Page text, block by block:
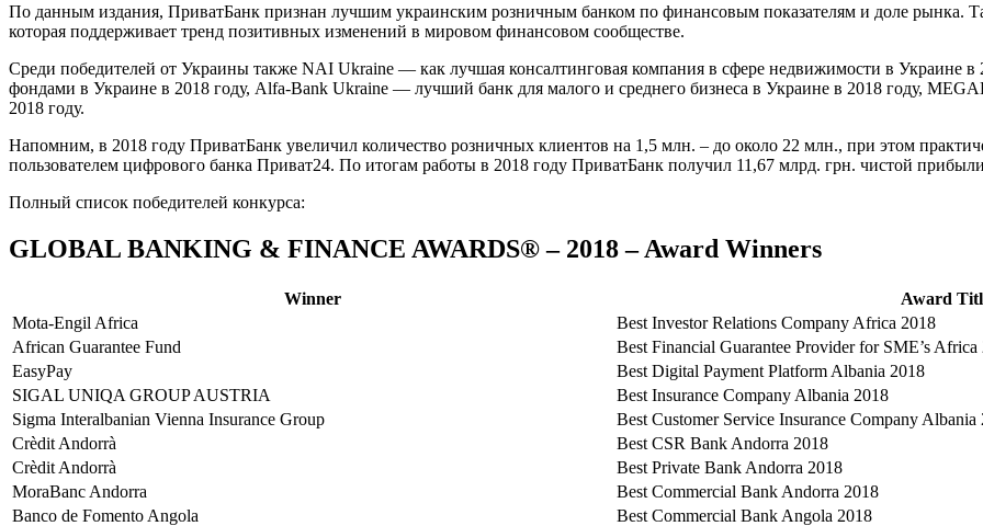
По данным издания, ПриватБанк признан лучшим украинским розничным банком по финансовым показателям и доле рынка.
которая поддерживает тренд позитивных изменений в мировом финансовом сообществе.
Среди победителей от Украины также NAI Ukraine — как лучшая консалтинговая компания в сфере недвижимости в
фондами в Украине в 2018 году, Alfa-Bank Ukraine — лучший банк для малого и среднего бизнеса в Украине в 2018 году,
2018 году.
Напомним, в 2018 году ПриватБанк увеличил количество розничных клиентов на 1,5 млн. – до около 22 млн., при этом
пользователем цифрового банка Приват24. По итогам работы в 2018 году ПриватБанк получил 11,67 млрд. грн. чистой
Полный список победителей конкурса:
GLOBAL BANKING & FINANCE AWARDS® – 2018 – Award Winners
Winner
Award
Mota-Engil Africa
Best Investor Relations Company Africa 2018
African Guarantee Fund
Best Financial Guarantee Provider for SME’s Africa
EasyPay
Best Digital Payment Platform Albania 2018
SIGAL UNIQA GROUP AUSTRIA
Best Insurance Company Albania 2018
Sigma Interalbanian Vienna Insurance Group
Best Customer Service Insurance Company Albania
Crèdit Andorrà
Best CSR Bank Andorra 2018
Crèdit Andorrà
Best Private Bank Andorra 2018
MoraBanc Andorra
Best Commercial Bank Andorra 2018
Banco de Fomento Angola
Best Commercial Bank Angola 2018